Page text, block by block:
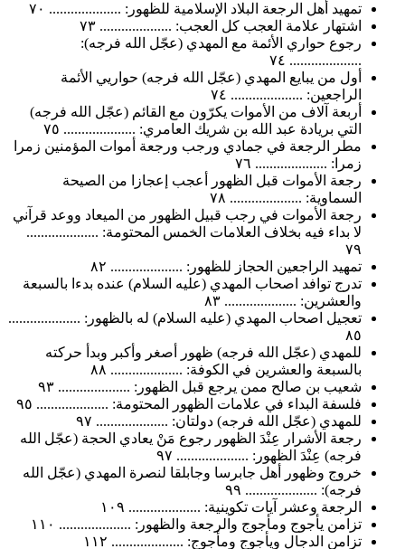
تمهيد أهل الرجعة البلاد الإسلامية للظهور: .................... ٧٠
اشتهار علامة العجب كل العجب: .................... ٧٣
رجوع حواري الأئمة مع المهدي (عجّل الله فرجه):
.................... ٧٤
أول من يبايع المهدي (عجّل الله فرجه) حواريي الأئمة
الراجعين: .................... ٧٤
أربعة آلاف من الأموات يكرّون مع القائم (عجّل الله فرجه)
التي بريادة عبد الله بن شريك العامري: .................... ٧٥
مطر الرجعة في جمادي ورجب ورجعة أموات المؤمنين زمرا
زمرا: .................... ٧٦
رجعة الأموات قبل الظهور أعجب إعجازا من الصيحة
السماوية: .................... ٧٨
رجعة الأموات في رجب قبيل الظهور من الميعاد ووعد قرآني
لا بداء فيه بخلاف العلامات الخمس المحتومة: ....................
تمهيد الراجعين الحجاز للظهور: .................... ٨٢
تدرج توافد اصحاب المهدي (عليه السلام) عنده بدءا بالسبعة
والعشرين: .................... ٨٣
تعجيل اصحاب المهدي (عليه السلام) له بالظهور: ....................
للمهدي (عجّل الله فرجه) ظهور أصغر وأكبر وبدأ حركته
بالسبعة والعشرين في الكوفة: .................... ٨٨
شعيب بن صالح ممن يرجع قبل الظهور: .................... ٩٣
فلسفة البداء في علامات الظهور المحتومة: .................... ٩٥
للمهدي (عجّل الله فرجه) دولتان: .................... ٩٧
رجعة الأشرار عِنْدَ الظهور رجوع مَنْ يعادي الحجة (عجّل الله
فرجه) عِنْدَ الظهور: .................... ٩٧
خروج وظهور أهل جابرسا وجابلقا لنصرة المهدي (عجّل الله
فرجه): .................... ٩٩
الرجعة وعشر آيات تكوينية: .................... ١٠٩
تزامن يأجوج ومأجوج والرجعة والظهور: .................... ١١٠
تزامن الدجال ويأجوج ومأجوج: .................... ١١٢